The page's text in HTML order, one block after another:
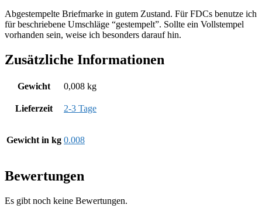
Abgestempelte Briefmarke in gutem Zustand. Für FDCs benutze ich
für beschriebene Umschläge “gestempelt”. Sollte ein Vollstempel
vorhanden sein, weise ich besonders darauf hin.
Zusätzliche Informationen
Gewicht 0,008 kg
Lieferzeit 2-3 Tage
Gewicht in kg 0.008
Bewertungen
Es gibt noch keine Bewertungen.